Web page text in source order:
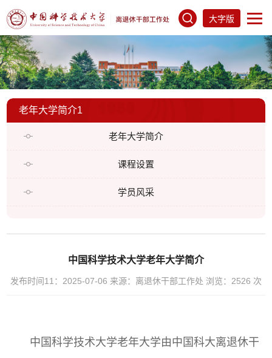
大字版
老年大学简介1
老年大学简介
课程设置
学员风采
中国科学技术大学老年大学简介
发布时间11：2025-07-06 来源：离退休干部工作处 浏览： 2526 次
中国科学技术大学老年大学由中国科大离退休干